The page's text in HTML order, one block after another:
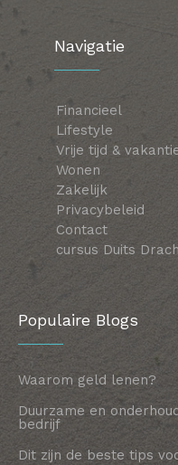
Navigatie
Financieel
Lifestyle
Vrije tijd &
Wonen
Zakelijk
Privacybeleid
Contact
cursus Duits
Populaire Blogs
Waarom geld lenen?
Duurzame en
bedrijf
Dit zijn de beste tips